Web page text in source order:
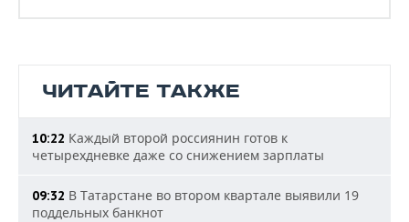
ЧИТАЙТЕ ТАКЖЕ
10:22 Каждый второй россиянин готов к
четырехдневке даже со снижением зарплаты
09:32 В Татарстане во втором квартале выявили 19
поддельных банкнот